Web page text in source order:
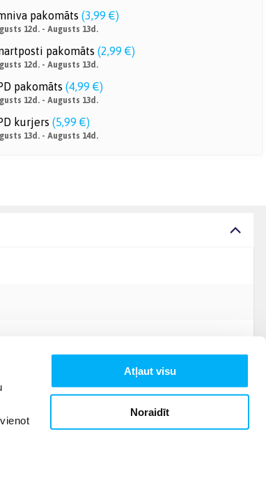
Atļaut visu
Noraidīt
pakomāts (3,99 €)
12d. - Augusts 13d.
pakomāts (2,99 €)
12d. - Augusts 13d.
pakomāts (4,99 €)
12d. - Augusts 13d.
kurjers (5,99 €)
13d. - Augusts 14d.